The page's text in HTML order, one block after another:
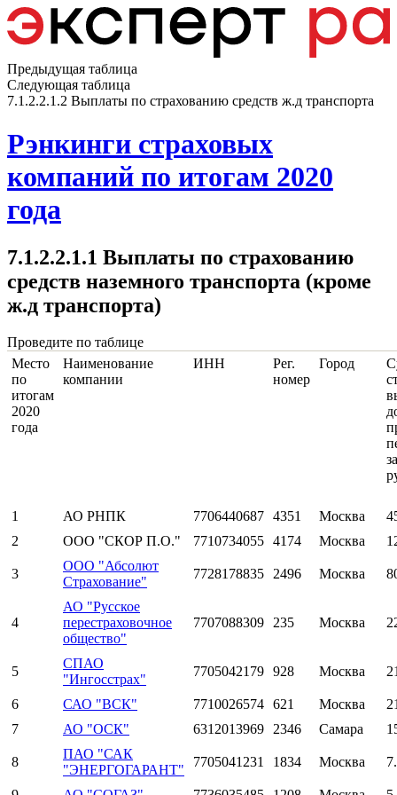
Предыдущая таблица
Следующая таблица
7.1.2.2.1.2 Выплаты по страхованию средств ж.д транспорта
Рэнкинги страховых
компаний по итогам 2020
года
7.1.2.2.1.1 Выплаты по страхованию
средств наземного транспорта (кроме
ж.д транспорта)
Проведите по таблице
Место
по
итогам
2020
года
Наименование
компании
ИНН
Рег.
номер
Город
1 АО РНПК 7706440687 4351 Москва
2
ООО "СКОР П.О." 7710734055 4174 Москва
3
ООО "Абсолют
Страхование"
7728178835 2496 Москва
4
АО "Русское
перестраховочное
общество"
7707088309 235 Москва
5
СПАО
"Ингосстрах"
7705042179 928 Москва
6 САО "ВСК" 7710026574 621 Москва
7
АО "ОСК" 6312013969 2346 Самара
8
ПАО "САК
"ЭНЕРГОГАРАНТ"
7705041231 1834 Москва